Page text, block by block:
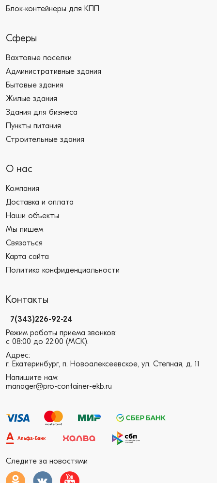
Блок-контейнеры для КПП
Сферы
Вахтовые поселки
Административные здания
Бытовые здания
Жилые здания
Здания для бизнеса
Пункты питания
Строительные здания
О нас
Компания
Доставка и оплата
Наши объекты
Мы пишем
Связаться
Карта сайта
Политика конфиденциальности
Контакты
+7(343)226-92-24
Режим работы приема звонков:
с 08:00 до 22:00 (МСК).
Адрес:
г. Екатеринбург, п. Новоалексеевское, ул. Степная, д. 11
Напишите нам:
manager@pro-container-ekb.ru
Следите за новостями